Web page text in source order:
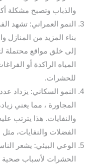
والذباب وتصبح مشكلة
النمو العمراني: تشهد
بناء المزيد من المنازل
إلى خلق مواقع محتملة
المياه الراكدة أو
للحشرات.
النمو السكاني: يزداد
المجاورة ، مما يعني
والنفايات. هذا يترتب
الفضلات والنفايات،
الوعي البيئي: يشعر
الحشرات لأسباب صحية